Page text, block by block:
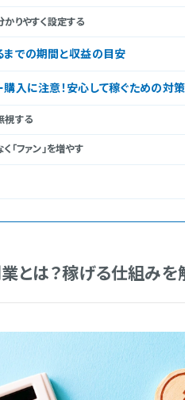
かりやすく設定する
までの期間と収益の目安
入に注意！安心して稼ぐための対
視する
「ファン」を増やす
とは？稼げる仕組みを